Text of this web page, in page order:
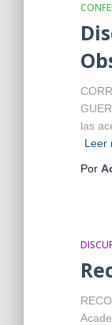
las
Leer
Por